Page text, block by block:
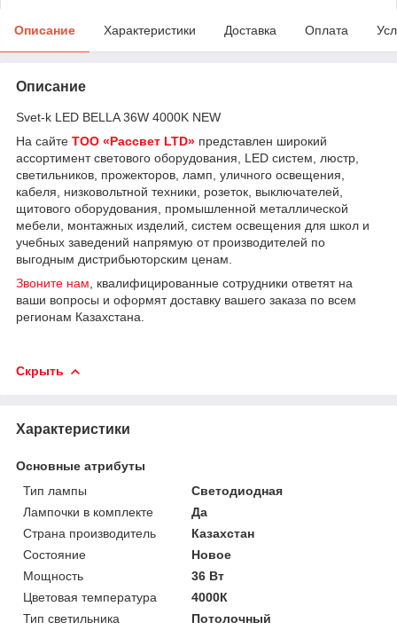
Описание Характеристики Доставка Оплата
Описание
Svet-k LED BELLA 36W 4000K NEW
На сайте ТОО «Рассвет LTD» представлен широкий
ассортимент светового оборудования, LED систем, люстр,
светильников, прожекторов, ламп, уличного освещения,
кабеля, низковольтной техники, розеток, выключателей,
щитового оборудования, промышленной металлической
мебели, монтажных изделий, систем освещения для школ и
учебных заведений напрямую от производителей по
выгодным дистрибьюторским ценам.
Звоните нам , квалифицированные сотрудники ответят на
ваши вопросы и оформят доставку вашего заказа по всем
регионам Казахстана.
Скрыть
Характеристики
Основные атрибуты
Тип лампы
Светодиодная
Лампочки в комплекте
Да
Страна производитель
Казахстан
Состояние
Новое
Мощность
36 Вт
Цветовая температура
4000К
Тип светильника
Потолочный